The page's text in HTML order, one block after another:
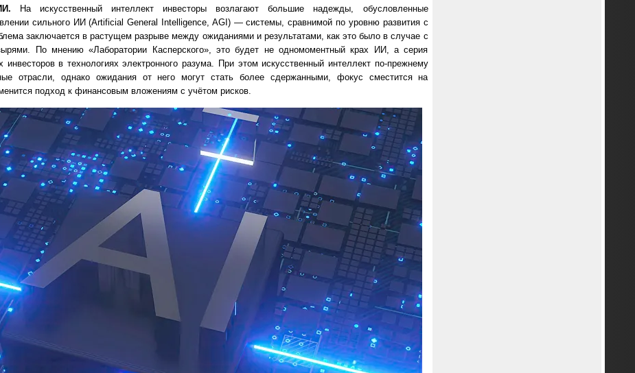
На искусственный интеллект инвесторы возлагают большие надежды, обусловленные
сильного ИИ (Artificial General Intelligence, AGI) — системы, сравнимой по уровню развития с
заключается в растущем разрыве между ожиданиями и результатами, как это было в случае с
По мнению «Лаборатории Касперского», это будет не одномоментный крах ИИ, а серия
инвесторов в технологиях электронного разума. При этом искусственный интеллект по-прежнему
отрасли, однако ожидания от него могут стать более сдержанными, фокус сместится на
подход к финансовым вложениям с учётом рисков.